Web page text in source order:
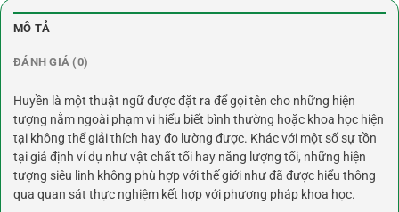
MÔ TẢ
ĐÁNH GIÁ (0)
Huyền là một thuật ngữ được đặt ra để gọi tên cho những hiện
tượng nằm ngoài phạm vi hiểu biết bình thường hoặc khoa học hiện
tại không thể giải thích hay đo lường được. Khác với một số sự tồn
tại giả định ví dụ như vật chất tối hay năng lượng tối, những hiện
tượng siêu linh không phù hợp với thế giới như đã được hiểu thông
qua quan sát thực nghiệm kết hợp với phương pháp khoa học.